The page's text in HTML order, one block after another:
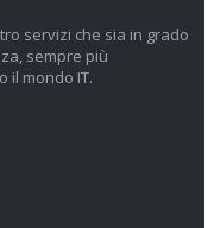
servizi che sia in grado
sempre più
il mondo IT.